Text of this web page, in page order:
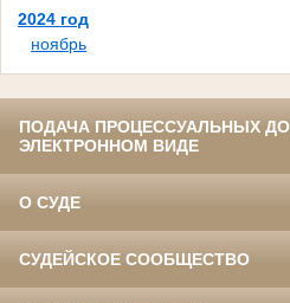
2024 год
ноябрь
ПОДАЧА ПРОЦЕССУАЛЬНЫХ
ЭЛЕКТРОННОМ ВИДЕ
О СУДЕ
СУДЕЙСКОЕ СООБЩЕСТВО